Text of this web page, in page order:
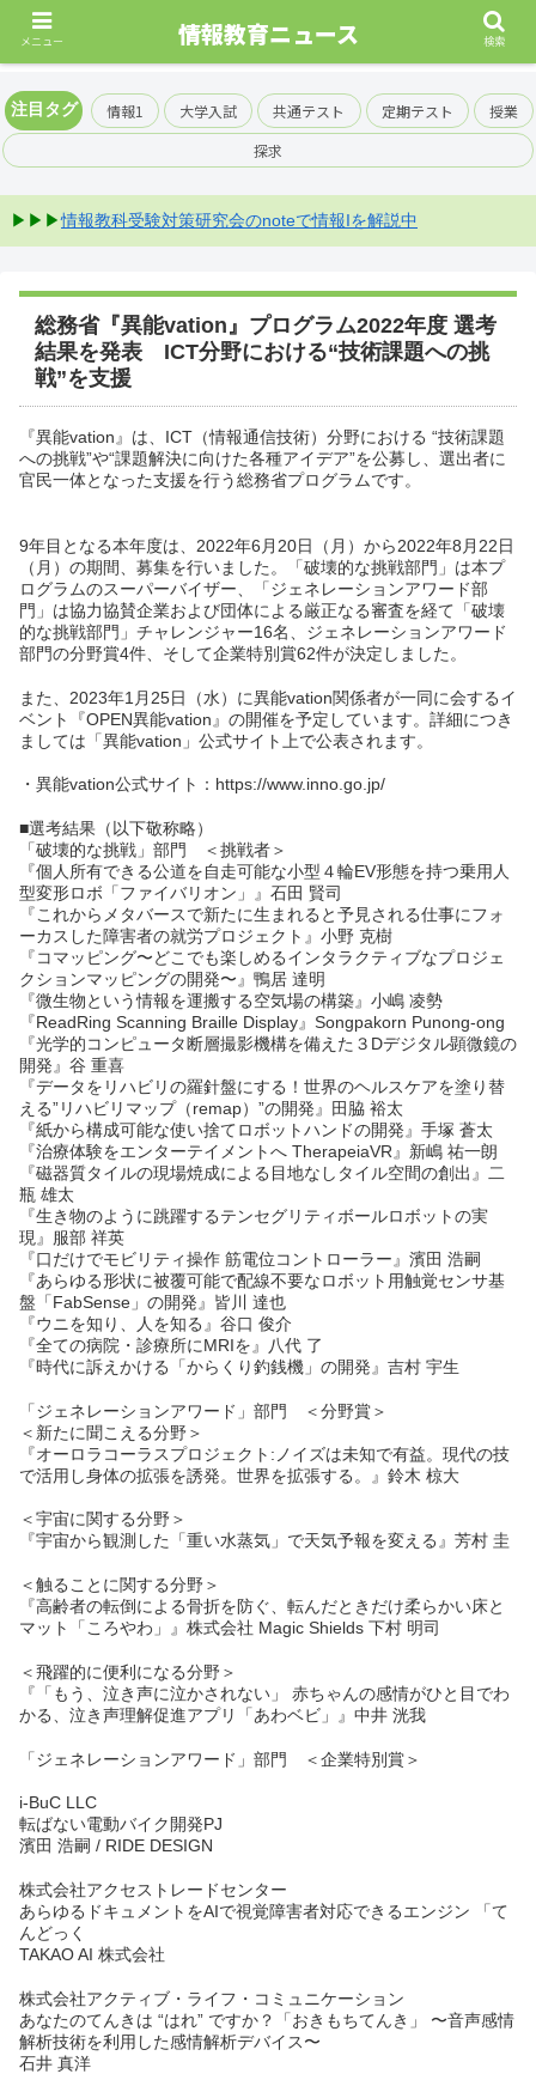
注目タグ 情報1 大学入試 共通テスト 定期テスト
授業
探求
▶▶▶情報教科受験対策研究会のnoteで情報Iを解説中
総務省『異能vation』プログラム2022年度 選考
結果を発表 ICT分野における“技術課題への挑
戦”を支援
『異能vation』は、ICT（情報通信技術）分野における “技術課題
への挑戦”や“課題解決に向けた各種アイデア”を公募し、選出者に
官民一体となった支援を行う総務省プログラムです。
9年目となる本年度は、2022年6月20日（月）から2022年8月22日
（月）の期間、募集を行いました。「破壊的な挑戦部門」は本プ
ログラムのスーパーバイザー、「ジェネレーションアワード部
門」は協力協賛企業および団体による厳正なる審査を経て「破壊
的な挑戦部門」チャレンジャー16名、ジェネレーションアワード
部門の分野賞4件、そして企業特別賞62件が決定しました。
また、2023年1月25日（水）に異能vation関係者が一同に会するイ
ベント『OPEN異能vation』の開催を予定しています。詳細につき
ましては「異能vation」公式サイト上で公表されます。
・異能vation公式サイト：https://www.inno.go.jp/
■選考結果（以下敬称略）
「破壊的な挑戦」部門 ＜挑戦者＞
『個人所有できる公道を自走可能な小型４輪EV形態を持つ乗用人
型変形ロボ「ファイバリオン」』石田 賢司
『これからメタバースで新たに生まれると予見される仕事にフォ
ーカスした障害者の就労プロジェクト』小野 克樹
『コマッピング〜どこでも楽しめるインタラクティブなプロジェ
クションマッピングの開発〜』鴨居 達明
『微生物という情報を運搬する空気場の構築』小嶋 凌勢
『ReadRing Scanning Braille Display』Songpakorn Punong-ong
『光学的コンピュータ断層撮影機構を備えた３Dデジタル顕微鏡の
開発』谷 重喜
『データをリハビリの羅針盤にする！世界のヘルスケアを塗り替
える”リハビリマップ（remap）”の開発』田脇 裕太
『紙から構成可能な使い捨てロボットハンドの開発』手塚 蒼太
『治療体験をエンターテイメントへ TherapeiaVR』新嶋 祐一朗
『磁器質タイルの現場焼成による目地なしタイル空間の創出』二
瓶 雄太
『生き物のように跳躍するテンセグリティボールロボットの実
現』服部 祥英
『口だけでモビリティ操作 筋電位コントローラー』濱田 浩嗣
『あらゆる形状に被覆可能で配線不要なロボット用触覚センサ基
盤「FabSense」の開発』皆川 達也
『ウニを知り、人を知る』谷口 俊介
『全ての病院・診療所にMRIを』八代 了
『時代に訴えかける「からくり釣銭機」の開発』吉村 宇生
「ジェネレーションアワード」部門 ＜分野賞＞
＜新たに聞こえる分野＞
『オーロラコーラスプロジェクト:ノイズは未知で有益。現代の技
で活用し身体の拡張を誘発。世界を拡張する。』鈴木 椋大
＜宇宙に関する分野＞
『宇宙から観測した「重い水蒸気」で天気予報を変える』芳村 圭
＜触ることに関する分野＞
『高齢者の転倒による骨折を防ぐ、転んだときだけ柔らかい床と
マット「ころやわ」』株式会社 Magic Shields 下村 明司
＜飛躍的に便利になる分野＞
『「もう、泣き声に泣かされない」 赤ちゃんの感情がひと目でわ
かる、泣き声理解促進アプリ「あわベビ」』中井 洸我
「ジェネレーションアワード」部門 ＜企業特別賞＞
i-BuC LLC
転ばない電動バイク開発PJ
濱田 浩嗣 / RIDE DESIGN
株式会社アクセストレードセンター
あらゆるドキュメントをAIで視覚障害者対応できるエンジン 「て
んどっく
TAKAO AI 株式会社
株式会社アクティブ・ライフ・コミュニケーション
あなたのてんきは “はれ” ですか？「おきもちてんき」 〜音声感情
解析技術を利用した感情解析デバイス〜
石井 真洋
メニュー 情報教育ニュース 検索